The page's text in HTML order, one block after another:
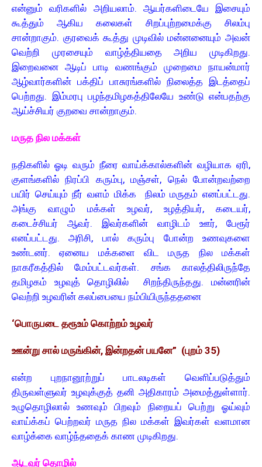
என்னும் வரிகளில் அறியலாம். ஆயர்களிடையே இசையும்
கூத்தும் ஆகிய கலைகள் சிறப்புற்றமைக்கு சிலம்பு
சான்றாகும். குரவைக் கூத்து முடிவில் மன்னனையும் அவன்
வெற்றி முரசையும் வாழ்த்தியதை அறிய முடிகிறது.
இறைவனை ஆடிப் பாடி வணங்கும் முறைமை நாயன்மார்
ஆழ்வார்களின் பக்திப் பாசுரங்களில் நிலைத்த இடத்தைப்
பெற்றது. இம்மரபு பழந்தமிழகத்திலேயே உண்டு என்பதற்கு
ஆய்ச்சியர் குறவை சான்றாகும்.
மருத நில மக்கள்
நதிகளில் ஓடி வரும் நீரை வாய்க்கால்களின் வழியாக ஏரி,
குளங்களில் நிரப்பி கரும்பு, மஞ்சள், நெல் போன்றவற்றை
பயிர் செய்யும் நீர் வளம் மிக்க நிலம் மருதம் எனப்பட்டது.
அங்கு வாழும் மக்கள் உழவர், உழத்தியர், கடையர்,
கடைச்சியர் ஆவர். இவர்களின் வாழிடம் ஊர், பேரூர்
எனப்பட்டது. அரிசி, பால் கரும்பு போன்ற உணவுகளை
உண்டனர். ஏனைய மக்களை விட மருத நில மக்கள்
நாகரீகத்தில் மேம்பட்டவர்கள். சங்க காலத்திலிருந்தே
தமிழகம் உழவுத் தொழிலில் சிறந்திருந்தது. மன்னரின்
வெற்றி உழவரின் கலப்பையை நம்பியிருந்ததனை
‘பொருபடை தரூஉம் கொற்றம் உழவர்
ஊன்று சால் மருங்கின், இன்றதன் பயனே” (புறம் 35)
என்ற புறநானூற்றுப் பாடலடிகள் வெளிப்படுத்தும்
திருவள்ளுவர் உழவுக்குத் தனி அதிகாரம் அமைத்துள்ளார்.
உழுதொழிலால் உணவும் பிறவும் நிறையப் பெற்று ஓய்வும்
வாய்க்கப் பெற்றவர் மருத நில மக்கள் இவர்கள் வளமான
வாழ்க்கை வாழ்ந்ததைக் காண முடிகிறது.
ஆடவர் தொழில்